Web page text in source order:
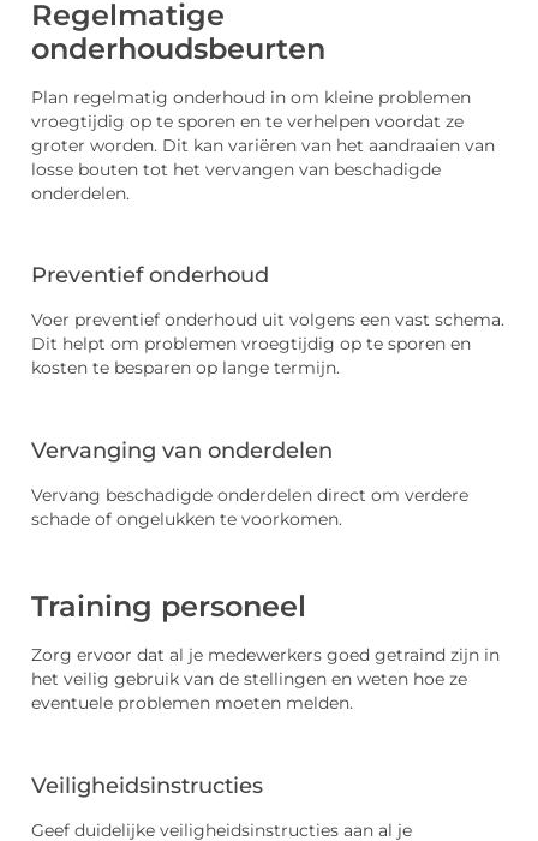
Regelmatige
onderhoudsbeurten
Plan regelmatig onderhoud in om kleine problemen
vroegtijdig op te sporen en te verhelpen voordat ze
groter worden. Dit kan variëren van het aandraaien van
losse bouten tot het vervangen van beschadigde
onderdelen.
Preventief onderhoud
Voer preventief onderhoud uit volgens een vast schema.
Dit helpt om problemen vroegtijdig op te sporen en
kosten te besparen op lange termijn.
Vervanging van onderdelen
Vervang beschadigde onderdelen direct om verdere
schade of ongelukken te voorkomen.
Training personeel
Zorg ervoor dat al je medewerkers goed getraind zijn in
het veilig gebruik van de stellingen en weten hoe ze
eventuele problemen moeten melden.
Veiligheidsinstructies
Geef duidelijke veiligheidsinstructies aan al je